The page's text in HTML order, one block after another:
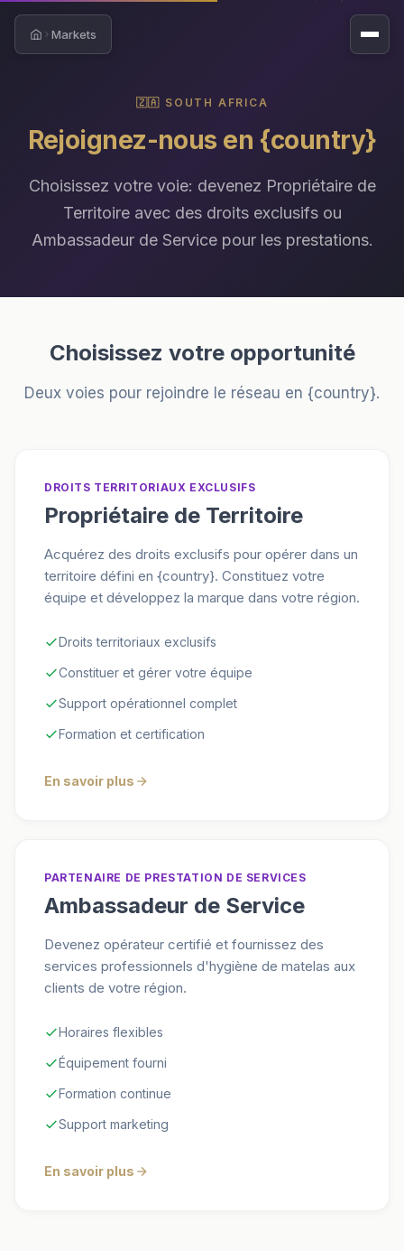
Home
Markets
🇿🇦 SOUTH AFRICA
Rejoignez-nous en {country}
Choisissez votre voie: devenez Propriétaire de
Territoire avec des droits exclusifs ou
Ambassadeur de Service pour les prestations.
Choisissez votre opportunité
Deux voies pour rejoindre le réseau en {country}.
DROITS TERRITORIAUX EXCLUSIFS
Propriétaire de Territoire
Acquérez des droits exclusifs pour opérer dans un
territoire défini en {country}. Constituez votre
équipe et développez la marque dans votre région.
Droits territoriaux exclusifs
Constituer et gérer votre équipe
Support opérationnel complet
Formation et certification
En savoir plus
PARTENAIRE DE PRESTATION DE SERVICES
Ambassadeur de Service
Devenez opérateur certifié et fournissez des
services professionnels d'hygiène de matelas aux
clients de votre région.
Horaires flexibles
Équipement fourni
Formation continue
Support marketing
En savoir plus